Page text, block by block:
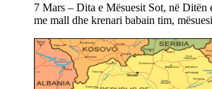
7 Mars – Dita e Mësuesit Sot, në Ditën
me mall dhe krenari babain tim,